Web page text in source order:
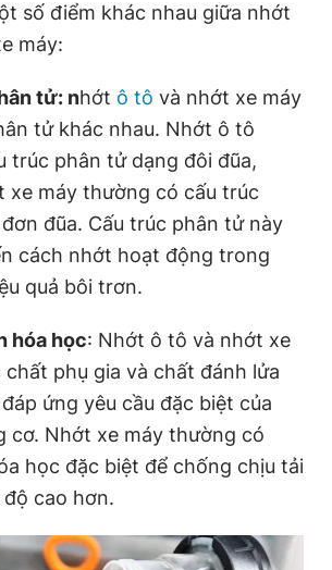
trên điện thoại
Liên hệ quảng cáo
0908 780 404
cáo RSS Tòa soạn Chính sách bảo
Ngọc Toàn
Hiếu Dũng
Đức Trung
số điểm khác nhau giữa nhớt
máy:
tử: nhớt ô tô và nhớt xe máy
tử khác nhau. Nhớt ô tô
trúc phân tử dạng đôi đũa,
xe máy thường có cấu trúc
đũa. Cấu trúc phân tử này
cách nhớt hoạt động trong
quả bôi trơn.
hóa học: Nhớt ô tô và nhớt xe
chất phụ gia và chất đánh lửa
ứng yêu cầu đặc biệt của
cơ. Nhớt xe máy thường có
học đặc biệt để chống chịu tải
cao hơn.